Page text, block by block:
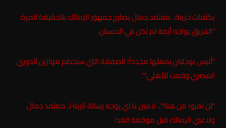
بكلمات حزينة.. معتمد جمال يصارح جمهور الزمالك بالحقيقة المرة:
“الفريق يواجه أزمة لم تكن في الحسبان
“أنيس بوجلبان يفعلها مجدداً! الصفقة التي ستحطم موازين الدوري
المصري وقعت للأهلي!”
“لن تمروا من هنا!”.. لامين نداي يوجه رسالة نارية لـ معتمد جمال
ولاعبي الزمالك قبل موقعة الغد!